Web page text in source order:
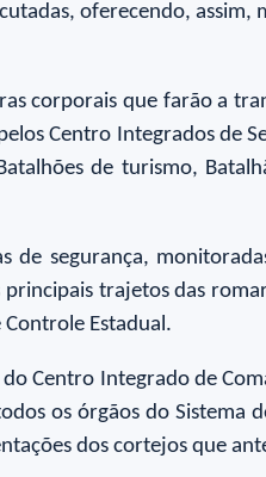
oferecendo, assim,
corporais que farão a
Centro Integrados de
de turismo,
de segurança,
trajetos das
Estadual.
Centro Integrado de
os órgãos do Sistema
dos cortejos que